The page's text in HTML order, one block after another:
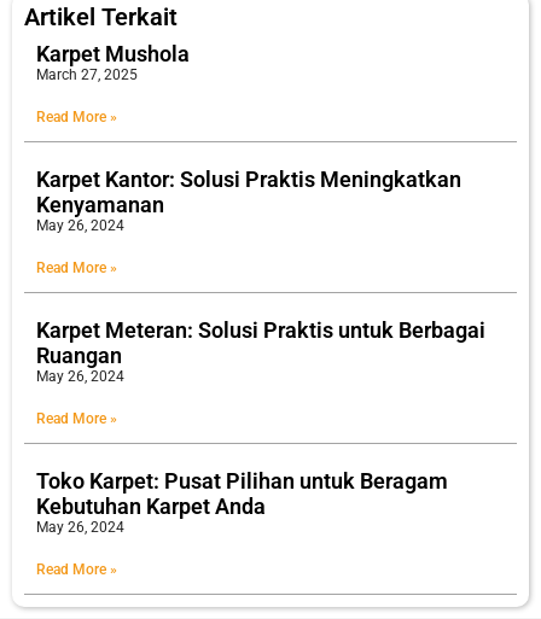
Artikel Terkait
Karpet Mushola
March 27, 2025
Read More »
Karpet Kantor: Solusi Praktis Meningkatkan
Kenyamanan
May 26, 2024
Read More »
Karpet Meteran: Solusi Praktis untuk Berbagai
Ruangan
May 26, 2024
Read More »
Toko Karpet: Pusat Pilihan untuk Beragam
Kebutuhan Karpet Anda
May 26, 2024
Read More »